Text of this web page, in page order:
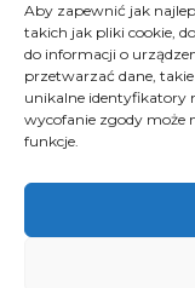
Aby zapewnić jak
takich jak pliki cookie,
do informacji o
przetwarzać dane,
unikalne identyfikatory
wycofanie zgody może
funkcje.
Adres
Urzędu: AE:PL-
Polityka prywatności
Klauzula